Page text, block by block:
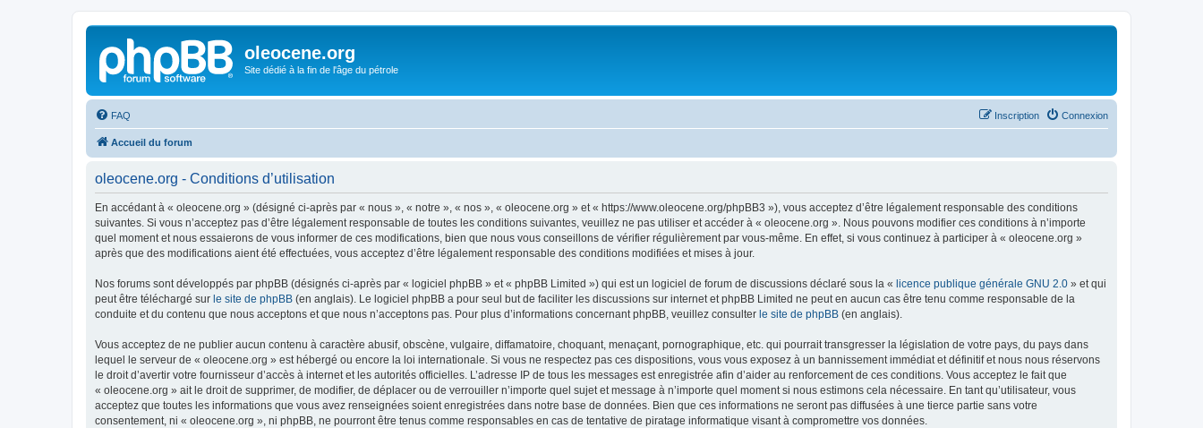
oleocene.org
Site dédié à la fin de l'âge du pétrole
FAQ Connexion
Inscription
Accueil du forum
oleocene.org - Conditions d’utilisation
En accédant à « oleocene.org » (désigné ci-après par « nous », « notre », « nos », « oleocene.org » et « https://www.oleocene.org/phpBB3 »), vous acceptez d’être légalement responsable des conditions
suivantes. Si vous n’acceptez pas d’être légalement responsable de toutes les conditions suivantes, veuillez ne pas utiliser et accéder à « oleocene.org ». Nous pouvons modifier ces conditions à n’importe
quel moment et nous essaierons de vous informer de ces modifications, bien que nous vous conseillons de vérifier régulièrement par vous-même. En effet, si vous continuez à participer à « oleocene.org »
après que des modifications aient été effectuées, vous acceptez d’être légalement responsable des conditions modifiées et mises à jour.
Nos forums sont développés par phpBB (désignés ci-après par « logiciel phpBB » et « phpBB Limited ») qui est un logiciel de forum de discussions déclaré sous la « licence publique générale GNU 2.0 » et qui
peut être téléchargé sur le site de phpBB (en anglais). Le logiciel phpBB a pour seul but de faciliter les discussions sur internet et phpBB Limited ne peut en aucun cas être tenu comme responsable de la
conduite et du contenu que nous acceptons et que nous n’acceptons pas. Pour plus d’informations concernant phpBB, veuillez consulter le site de phpBB (en anglais).
Vous acceptez de ne publier aucun contenu à caractère abusif, obscène, vulgaire, diffamatoire, choquant, menaçant, pornographique, etc. qui pourrait transgresser la législation de votre pays, du pays dans
lequel le serveur de « oleocene.org » est hébergé ou encore la loi internationale. Si vous ne respectez pas ces dispositions, vous vous exposez à un bannissement immédiat et définitif et nous nous réservons
le droit d’avertir votre fournisseur d’accès à internet et les autorités officielles. L’adresse IP de tous les messages est enregistrée afin d’aider au renforcement de ces conditions. Vous acceptez le fait que
« oleocene.org » ait le droit de supprimer, de modifier, de déplacer ou de verrouiller n’importe quel sujet et message à n’importe quel moment si nous estimons cela nécessaire. En tant qu’utilisateur, vous
acceptez que toutes les informations que vous avez renseignées soient enregistrées dans notre base de données. Bien que ces informations ne seront pas diffusées à une tierce partie sans votre
consentement, ni « oleocene.org », ni phpBB, ne pourront être tenus comme responsables en cas de tentative de piratage informatique visant à compromettre vos données.